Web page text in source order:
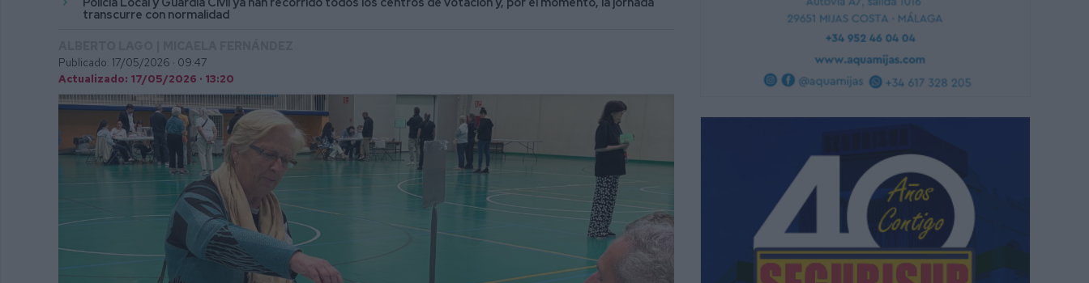
transcurre con normalidad
Publicado: 17/05/2026 · 09:47
Actualizado: 17/05/2026 · 13:20